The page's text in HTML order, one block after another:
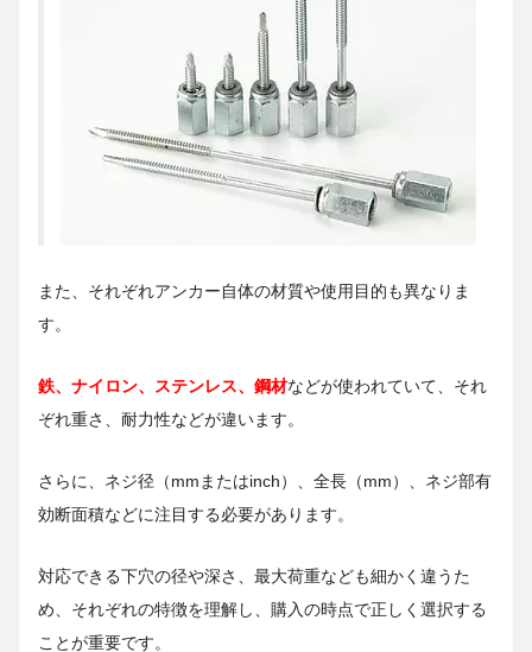
また、それぞれアンカー自体の材質や使用目的も異なりま
す。
鉄、ナイロン、ステンレス、鋼材などが使われていて、それ
ぞれ重さ、耐力性などが違います。
さらに、ネジ径（mmまたはinch）、全長（mm）、ネジ部有
効断面積などに注目する必要があります。
対応できる下穴の径や深さ、最大荷重なども細かく違うた
め、それぞれの特徴を理解し、購入の時点で正しく選択する
ことが重要です。